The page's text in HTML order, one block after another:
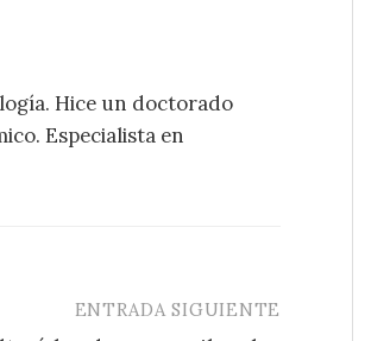
Hice un doctorado
Especialista en
ENTRADA SIGUIENTE